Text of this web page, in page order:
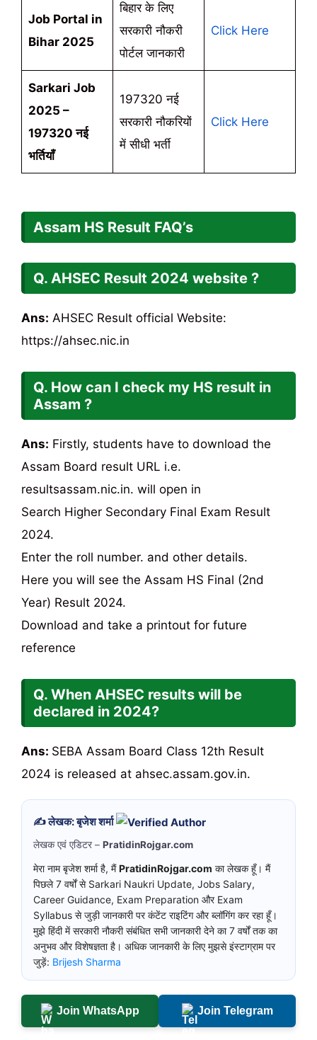
Job Portal in
Bihar 2025
बिहार के लिए
सरकारी नौकरी
पोर्टल जानकारी
Click Here
Sarkari Job
2025 –
197320 नई
भर्तियाँ
197320 नई
सरकारी नौकरियों
में सीधी भर्ती
Click Here
Assam HS Result FAQ’s
Q. AHSEC Result 2024 website ?
Ans: AHSEC Result official Website:
https://ahsec.nic.in
Q. How can I check my HS result in
Assam ?
Ans: Firstly, students have to download the
Assam Board result URL i.e.
resultsassam.nic.in. will open in
Search Higher Secondary Final Exam Result
2024.
Enter the roll number. and other details.
Here you will see the Assam HS Final (2nd
Year) Result 2024.
Download and take a printout for future
reference
Q. When AHSEC results will be
declared in 2024?
Ans: SEBA Assam Board Class 12th Result
2024 is released at ahsec.assam.gov.in.
✍️ लेखक: बृजेश शर्मा
लेखक एवं एडिटर – PratidinRojgar.com
मेरा नाम बृजेश शर्मा है, मैंPratidinRojgar.com का लेखक हूँ। मैं
पिछले 7 वर्षों से Sarkari Naukri Update, Jobs Salary,
Career Guidance, Exam Preparation और Exam
Syllabus से जुड़ी जानकारी पर कंटेंट राइटिंग और ब्लॉगिंग कर रहा हूँ।
मुझे हिंदी में सरकारी नौकरी संबंधित सभी जानकारी देने का 7 वर्षों तक का
अनुभव और विशेषज्ञता है। अधिक जानकारी के लिए मुझसे इंस्टाग्राम पर
जुड़ें: Brijesh Sharma
Join WhatsApp Join Telegram